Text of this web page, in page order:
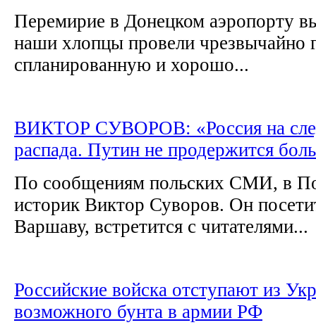
Перемирие в Донецком аэропорту
наши хлопцы провели чрезвычайно
спланированную и хорошо...
ВИКТОР СУВОРОВ: «Россия на
распада. Путин не продержится
По сообщениям польских СМИ, в
историк Виктор Суворов. Он
Варшаву, встретится с читателями...
Российские войска отступают из
возможного бунта в армии РФ